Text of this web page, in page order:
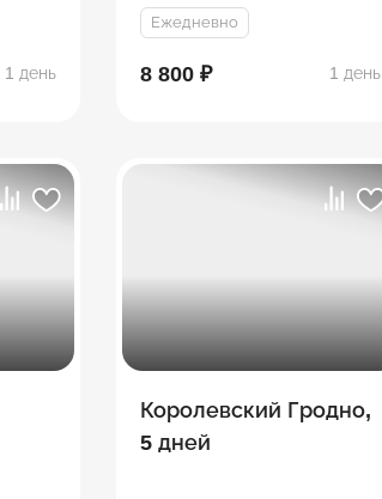
1 день
Ежедневно
8 800 ₽ 1 день
Королевский Гродно,
5 дней